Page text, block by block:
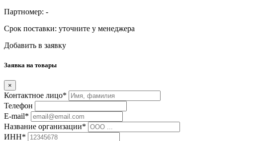
Партномер: -
Срок поставки: уточните у менеджера
Добавить в заявку
Заявка на товары
×
Контактное лицо*
Телефон
E-mail*
Название организации*
ИНН*